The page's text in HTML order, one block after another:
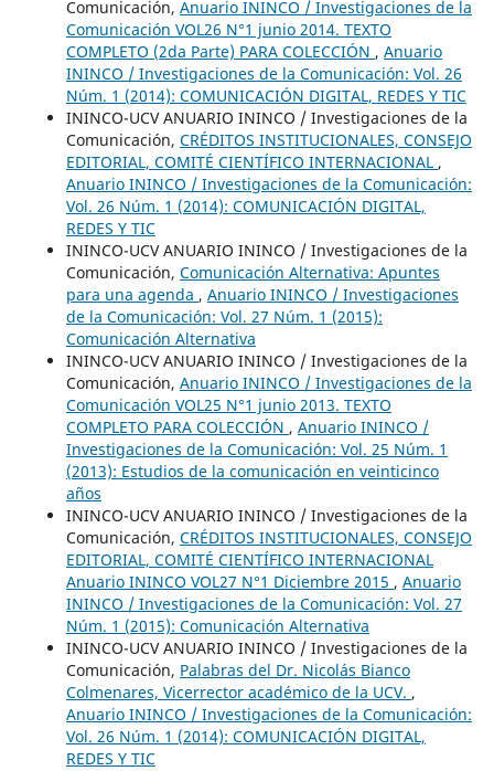
Comunicación, Anuario ININCO / Investigaciones de la
Comunicación VOL26 N°1 junio 2014. TEXTO
COMPLETO (2da Parte) PARA COLECCIÓN , Anuario
ININCO / Investigaciones de la Comunicación: Vol. 26
Núm. 1 (2014): COMUNICACIÓN DIGITAL, REDES Y TIC
ININCO-UCV ANUARIO ININCO / Investigaciones de la
Comunicación, CRÉDITOS INSTITUCIONALES, CONSEJO
EDITORIAL, COMITÉ CIENTÍFICO INTERNACIONAL ,
Anuario ININCO / Investigaciones de la Comunicación:
Vol. 26 Núm. 1 (2014): COMUNICACIÓN DIGITAL,
REDES Y TIC
ININCO-UCV ANUARIO ININCO / Investigaciones de la
Comunicación, Comunicación Alternativa: Apuntes
para una agenda , Anuario ININCO / Investigaciones
de la Comunicación: Vol. 27 Núm. 1 (2015):
Comunicación Alternativa
ININCO-UCV ANUARIO ININCO / Investigaciones de la
Comunicación, Anuario ININCO / Investigaciones de la
Comunicación VOL25 N°1 junio 2013. TEXTO
COMPLETO PARA COLECCIÓN , Anuario ININCO /
Investigaciones de la Comunicación: Vol. 25 Núm. 1
(2013): Estudios de la comunicación en veinticinco
años
ININCO-UCV ANUARIO ININCO / Investigaciones de la
Comunicación, CRÉDITOS INSTITUCIONALES, CONSEJO
EDITORIAL, COMITÉ CIENTÍFICO INTERNACIONAL
Anuario ININCO VOL27 N°1 Diciembre 2015 , Anuario
ININCO / Investigaciones de la Comunicación: Vol. 27
Núm. 1 (2015): Comunicación Alternativa
ININCO-UCV ANUARIO ININCO / Investigaciones de la
Comunicación, Palabras del Dr. Nicolás Bianco
Colmenares, Vicerrector académico de la UCV. ,
Anuario ININCO / Investigaciones de la Comunicación:
Vol. 26 Núm. 1 (2014): COMUNICACIÓN DIGITAL,
REDES Y TIC